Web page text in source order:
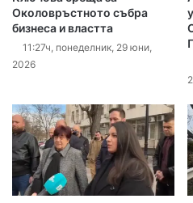
Околовръстното събра
бизнеса и властта
11:27ч, понеделник, 29 юни,
2026